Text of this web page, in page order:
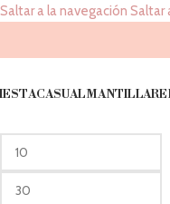
Saltar a la navegación Saltar
CASUALMANTILLA
FILTRAR POR